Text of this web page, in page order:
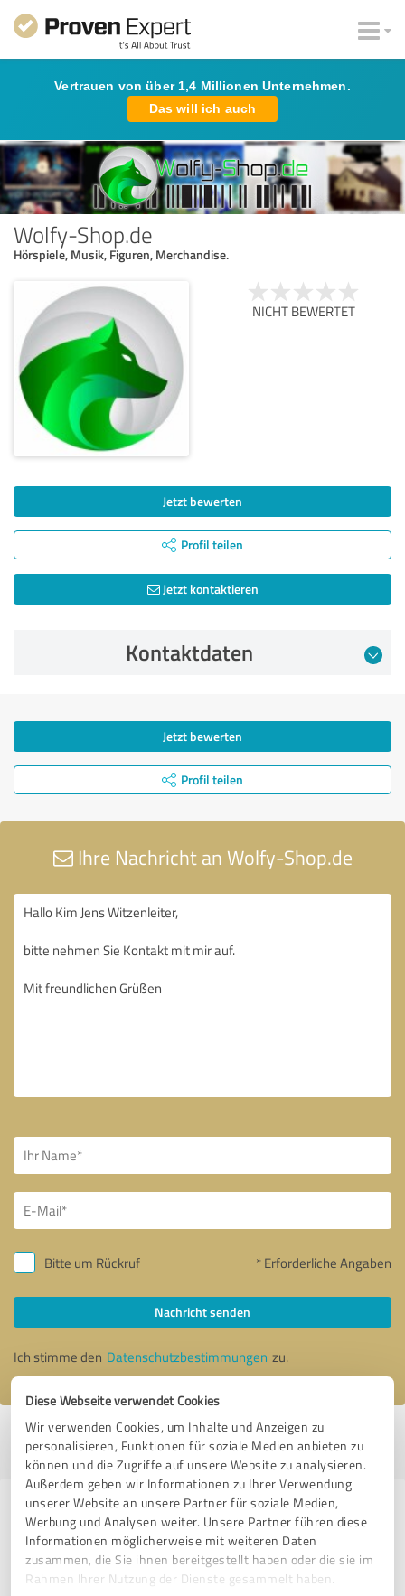
Diese Webseite verwendet Cookies
Wir verwenden Cookies, um Inhalte und Anzeigen zu
personalisieren, Funktionen für soziale Medien anbieten zu
können und die Zugriffe auf unsere Website zu analysieren.
Außerdem geben wir Informationen zu Ihrer Verwendung
unserer Website an unsere Partner für soziale Medien,
Werbung und Analysen weiter. Unsere Partner führen diese
Informationen möglicherweise mit weiteren Daten
zusammen, die Sie ihnen bereitgestellt haben oder die sie im
Rahmen Ihrer Nutzung der Dienste gesammelt haben.
Vertrauen von über 1,4 Millionen Unternehmen.
Das will ich auch
Wolfy-Shop.de
Hörspiele, Musik, Figuren, Merchandise.
NICHT BEWERTET
Jetzt bewerten
Profil teilen
Jetzt kontaktieren
Kontaktdaten
Jetzt bewerten
Profil teilen
Ihre Nachricht an Wolfy-Shop.de
Bitte um Rückruf * Erforderliche Angaben
Nachricht senden
Ich stimme den Datenschutzbestimmungen zu.
Profil aktiv seit 30.10.2020 |Letzte Aktualisierung: 27.07.2026
melden
Erfahrungen zu weiteren
Anbietern aus dem Bereich
Betreuungs- und